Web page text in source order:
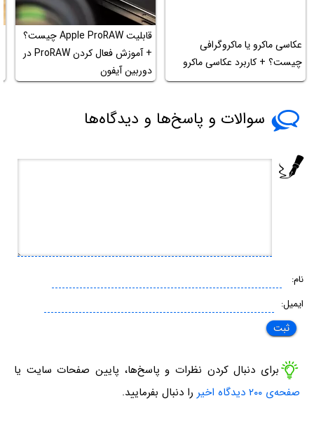
عکاسی ماکرو یا ماکروگرافی
چیست؟ + کاربرد عکاسی ماکرو
قابلیت Apple ProRAW چیست؟
+ آموزش فعال کردن ProRAW در
دوربین آیفون
سوالات و پاسخ‌ها و دیدگاه‌ها
نام:
ایمیل:
برای دنبال کردن نظرات و پاسخ‌ها، پایین صفحات سایت یا
صفحه‌ی ۲۰۰ دیدگاه اخیر
را دنبال بفرمایید.